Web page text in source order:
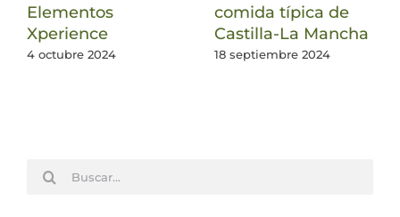
Elementos
Xperience
4 octubre 2024
comida típica de
Castilla-La Mancha
18 septiembre 2024
Buscar: